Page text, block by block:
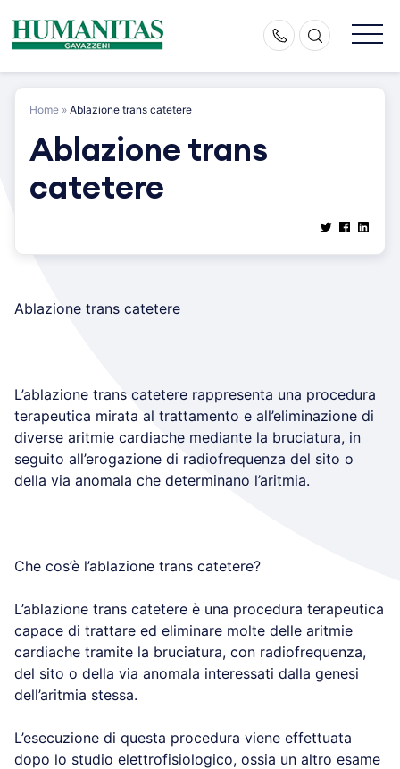
content
Home » Ablazione trans catetere
Ablazione trans
catetere
Ablazione trans catetere
L’ablazione trans catetere rappresenta una procedura
terapeutica mirata al trattamento e all’eliminazione di
diverse aritmie cardiache mediante la bruciatura, in
seguito all’erogazione di radiofrequenza del sito o
della via anomala che determinano l’aritmia.
Che cos’è l’ablazione trans catetere?
L’ablazione trans catetere è una procedura terapeutica
capace di trattare ed eliminare molte delle aritmie
cardiache tramite la bruciatura, con radiofrequenza,
del sito o della via anomala interessati dalla genesi
dell’aritmia stessa.
L’esecuzione di questa procedura viene effettuata
dopo lo studio elettrofisiologico, ossia un altro esame